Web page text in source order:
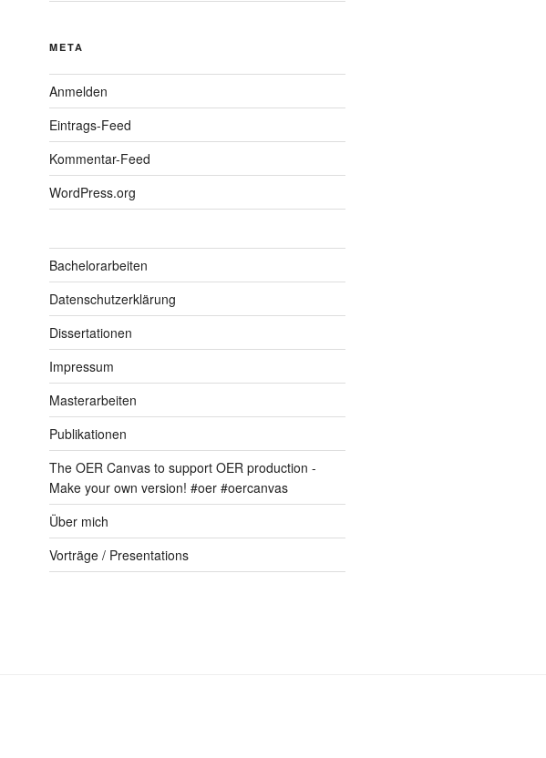
META
Anmelden
Eintrags-Feed
Kommentar-Feed
WordPress.org
Bachelorarbeiten
Datenschutzerklärung
Dissertationen
Impressum
Masterarbeiten
Publikationen
The OER Canvas to support OER production -
Make your own version! #oer #oercanvas
Über mich
Vorträge / Presentations